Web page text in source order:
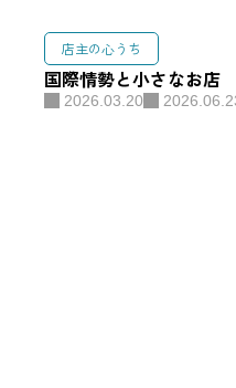
店主の心うち
国際情勢と小さなお店
2026.03.20